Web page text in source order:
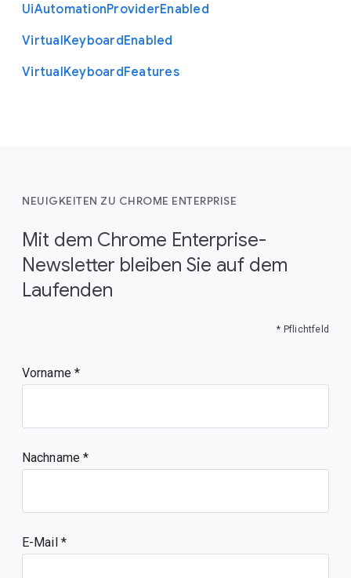
UiAutomationProviderEnabled
VirtualKeyboardEnabled
VirtualKeyboardFeatures
NEUIGKEITEN ZU CHROME ENTERPRISE
Mit dem Chrome Enterprise-
Newsletter bleiben Sie auf dem
Laufenden
* Pflichtfeld
Vorname
Nachname
E-Mail